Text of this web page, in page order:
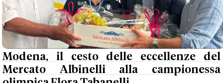
Modena, il cesto delle eccellenze del
Mercato Albinelli alla campionessa